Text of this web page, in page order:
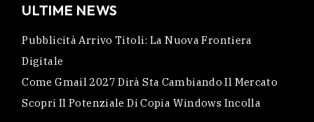
ULTIME NEWS
Pubblicità Arrivo Titoli: La Nuova Frontiera
Digitale
Come Gmail 2027 Dirà Sta Cambiando Il Mercato
Scopri Il Potenziale Di Copia Windows Incolla